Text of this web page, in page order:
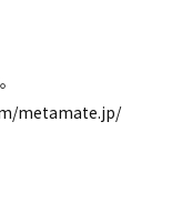
metamate.jp/